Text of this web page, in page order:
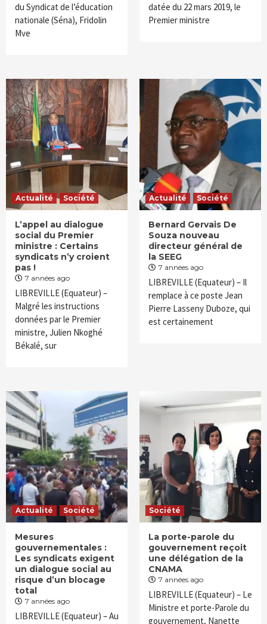
du Syndicat de l’éducation
nationale (Séna), Fridolin
Mve
datée du 22 mars 2019, le
Premier ministre
Actualité Société
L’appel au dialogue
social du Premier
ministre : Certains
syndicats n’y croient
pas !
7 années ago
LIBREVILLE (Equateur) –
Malgré les instructions
données par le Premier
ministre, Julien Nkoghé
Békalé, sur
Actualité Société
Bernard Gervais De
Souza nouveau
directeur général de
la SEEG
7 années ago
LIBREVILLE (Equateur) – Il
remplace à ce poste Jean
Pierre Lasseny Duboze, qui
est certainement
Actualité Société
Mesures
gouvernementales :
Les syndicats exigent
un dialogue social au
risque d’un blocage
total
7 années ago
LIBREVILLE (Equateur) – Au
Société
La porte-parole du
gouvernement reçoit
une délégation de la
CNAMA
7 années ago
LIBREVILLE (Equateur) – Le
Ministre et porte-Parole du
gouvernement, Nanette